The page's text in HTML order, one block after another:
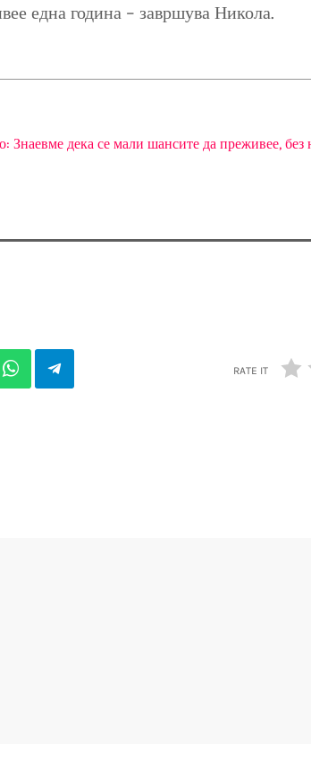
една година – завршува Никола.
дека се мали шансите да преживее, без
RATE IT